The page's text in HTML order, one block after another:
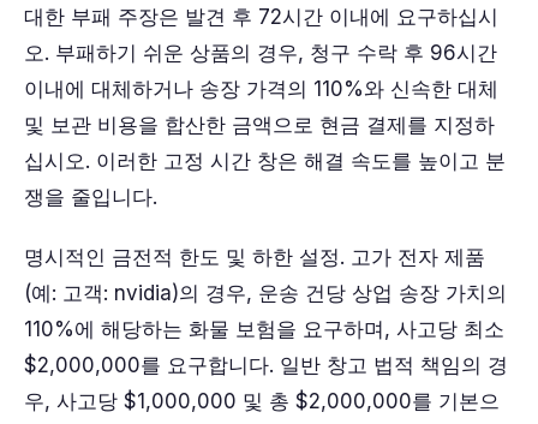
대한 부패 주장은 발견 후 72시간 이내에 요구하십시
오. 부패하기 쉬운 상품의 경우, 청구 수락 후 96시간
이내에 대체하거나 송장 가격의 110%와 신속한 대체
및 보관 비용을 합산한 금액으로 현금 결제를 지정하
십시오. 이러한 고정 시간 창은 해결 속도를 높이고 분
쟁을 줄입니다.
명시적인 금전적 한도 및 하한 설정. 고가 전자 제품
(예: 고객: nvidia)의 경우, 운송 건당 상업 송장 가치의
110%에 해당하는 화물 보험을 요구하며, 사고당 최소
$2,000,000를 요구합니다. 일반 창고 법적 책임의 경
우, 사고당 $1,000,000 및 총 $2,000,000를 기본으